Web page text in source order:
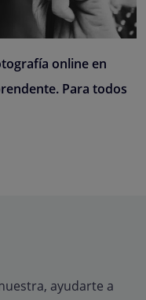
online en
Para todos
ayudarte a